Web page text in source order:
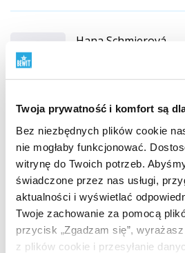
Twoja prywatność i komfort są
Bez niezbędnych plików cookie
nie mogłaby funkcjonować.
witrynę do Twoich potrzeb.
świadczone przez nas usługi,
aktualności i wyświetlać
Twoje zachowanie za pomocą
przycisk „Zgadzam się”,
z plików cookie i przesyłanie
Hana Schmierová
Klient
Láhev skleněná 0,5
Objednala jsem si tuto láhev na
spokojená. Na to, že je skleněná,
dobře se z ní pije, nosím si v ní
lepší než ty plastové......